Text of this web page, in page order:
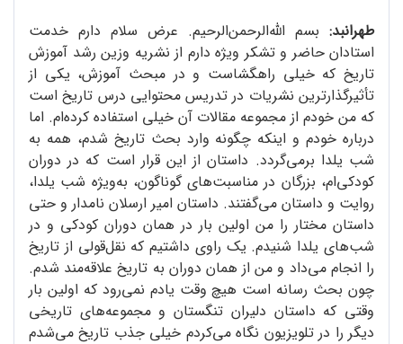
طهرانبد: بسم الله‌الرحمن‌الرحیم. عرض سلام دارم خدمت
استادان حاضر و تشکر ویژه دارم از نشریه وزین رشد آموزش
تاریخ که خیلی راهگشاست و در مبحث آموزش، یکی از
تأثیرگذارترین نشریات در تدریس محتوایی درس تاریخ است
که من خودم از مجموعه مقالات آن خیلی استفاده کرده‌ام. اما
درباره خودم و اینکه چگونه وارد بحث تاریخ شدم، همه به
شب یلدا برمی‌گردد. داستان از این قرار است که در دوران
کودکی‌ام، بزرگان در مناسبت‌های گوناگون، به‌ویژه شب یلدا،
روایت و داستان می‌گفتند. داستان امیر ارسلان نامدار و حتی
داستان مختار را من اولین بار در همان دوران کودکی و در
شب‌های یلدا شنیدم. یک راوی داشتیم که نقل‌قولی از تاریخ
را انجام می‌داد و من از همان دوران به تاریخ علاقه‌مند شدم.
چون بحث رسانه است هیچ وقت یادم نمی‌رود که اولین بار
وقتی که داستان دلیران تنگستان و مجموعه‌های تاریخی
دیگر را در تلویزیون نگاه می‌کردم خیلی جذب تاریخ می‌شدم